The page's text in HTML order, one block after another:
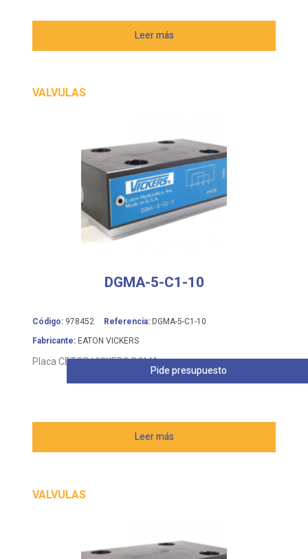
Leer más
VALVULAS
DGMA-5-C1-10
Código: 978452 Referencia: DGMA-5-C1-10
Fabricante: EATON VICKERS
Placa CETOP VICKERS DGMA
Leer más
Pide presupuesto
VALVULAS